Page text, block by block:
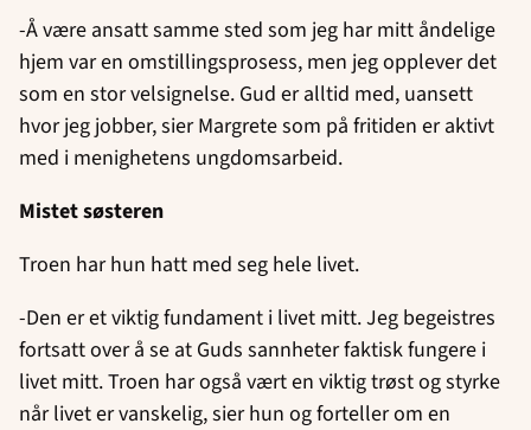
-Å være ansatt samme sted som jeg har mitt åndelige
hjem var en omstillingsprosess, men jeg opplever det
som en stor velsignelse. Gud er alltid med, uansett
hvor jeg jobber, sier Margrete som på fritiden er aktivt
med i menighetens ungdomsarbeid.
Mistet søsteren
Troen har hun hatt med seg hele livet.
-Den er et viktig fundament i livet mitt. Jeg begeistres
fortsatt over å se at Guds sannheter faktisk fungere i
livet mitt. Troen har også vært en viktig trøst og styrke
når livet er vanskelig, sier hun og forteller om en